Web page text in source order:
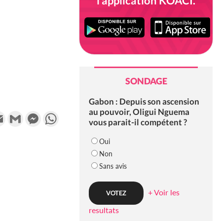
Email Gmail MessengerWhatsApp
SONDAGE
Gabon : Depuis son ascension
au pouvoir, Oligui Nguema
vous parait-il compétent ?
Oui
Non
Sans avis
+ Voir les
resultats